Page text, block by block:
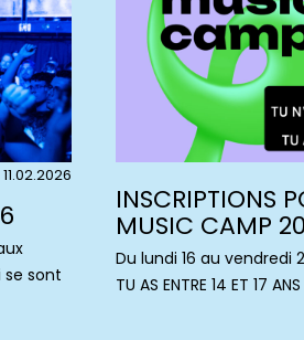
11.02.2026
se sont
INSCRIPTIONS
MUSIC CAMP
Du lundi 16 au vendredi
TU AS ENTRE 14 ET 17